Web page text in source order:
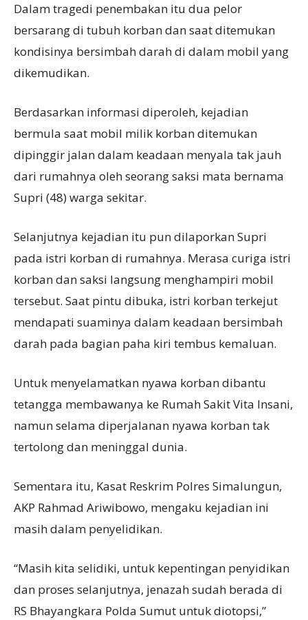
Dalam tragedi penembakan itu dua pelor
bersarang di tubuh korban dan saat ditemukan
kondisinya bersimbah darah di dalam mobil yang
dikemudikan.
Berdasarkan informasi diperoleh, kejadian
bermula saat mobil milik korban ditemukan
dipinggir jalan dalam keadaan menyala tak jauh
dari rumahnya oleh seorang saksi mata bernama
Supri (48) warga sekitar.
Selanjutnya kejadian itu pun dilaporkan Supri
pada istri korban di rumahnya. Merasa curiga istri
korban dan saksi langsung menghampiri mobil
tersebut. Saat pintu dibuka, istri korban terkejut
mendapati suaminya dalam keadaan bersimbah
darah pada bagian paha kiri tembus kemaluan.
Untuk menyelamatkan nyawa korban dibantu
tetangga membawanya ke Rumah Sakit Vita Insani,
namun selama diperjalanan nyawa korban tak
tertolong dan meninggal dunia.
Sementara itu, Kasat Reskrim Polres Simalungun,
AKP Rahmad Ariwibowo, mengaku kejadian ini
masih dalam penyelidikan.
“Masih kita selidiki, untuk kepentingan penyidikan
dan proses selanjutnya, jenazah sudah berada di
RS Bhayangkara Polda Sumut untuk diotopsi,”